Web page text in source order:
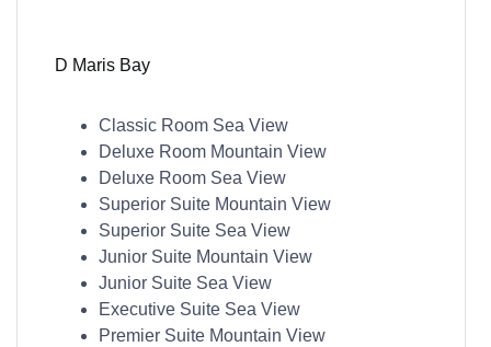
D Maris Bay
Classic Room Sea View
Deluxe Room Mountain View
Deluxe Room Sea View
Superior Suite Mountain View
Superior Suite Sea View
Junior Suite Mountain View
Junior Suite Sea View
Executive Suite Sea View
Premier Suite Mountain View